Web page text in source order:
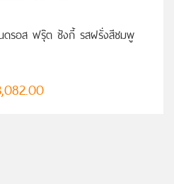
ดรอส ฟรุ๊ต ชังกี้ รสฝรั่งสีชมพู